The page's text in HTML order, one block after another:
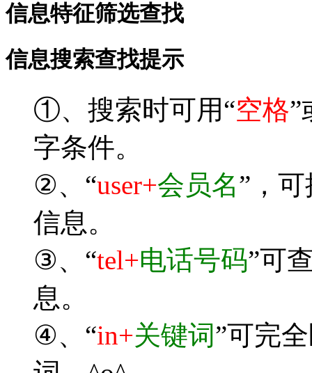
信息特征筛选查找
信息搜索查找提示
①、搜索时可用“空格”
字条件。
②、“user+会员名”，
信息。
③、“tel+电话号码”可
息。
④、“in+关键词”可完